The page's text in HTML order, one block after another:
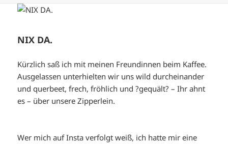
NIX DA.
Kürzlich saß ich mit meinen Freundinnen beim Kaffee.
Ausgelassen unterhielten wir uns wild durcheinander
und querbeet, frech, fröhlich und ?gequält? – Ihr ahnt
es – über unsere Zipperlein.
Wer mich auf Insta verfolgt weiß, ich hatte mir eine